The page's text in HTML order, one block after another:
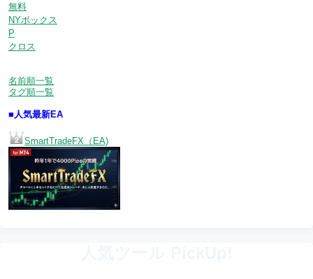
無料
NYボックス
P
クロス
名前順一覧
タグ順一覧
■人気最新EA
SmartTradeFX（EA)